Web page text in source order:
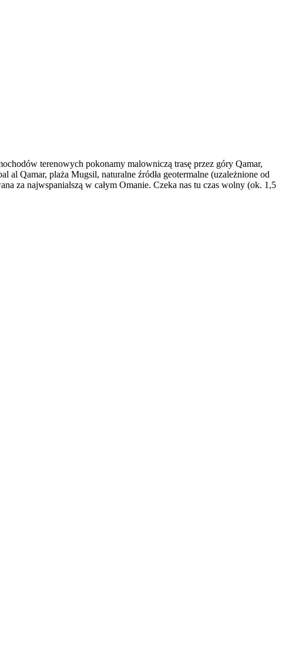
terenowych pokonamy malowniczą trasę przez góry Qamar,
Qamar, plaża Mugsil, naturalne źródła geotermalne (uzależnione od
za najwspanialszą w całym Omanie. Czeka nas tu czas wolny (ok. 1,5